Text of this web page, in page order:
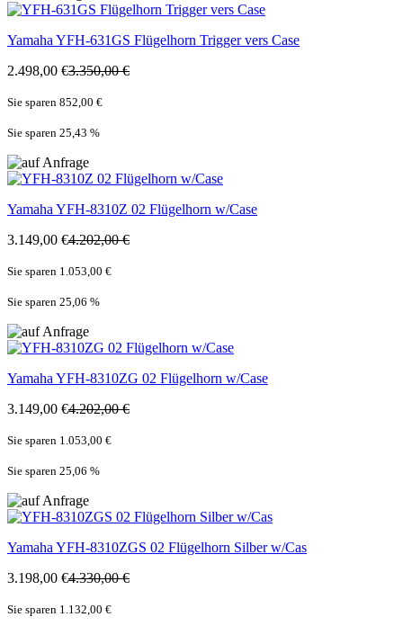
YamahaYFH-631GS Flügelhorn Trigger vers Case
2.498,00 €3.350,00 €
Sie sparen 852,00 €
Sie sparen 25,43 %
YamahaYFH-8310Z 02 Flügelhorn w/Case
3.149,00 €4.202,00 €
Sie sparen 1.053,00 €
Sie sparen 25,06 %
YamahaYFH-8310ZG 02 Flügelhorn w/Case
3.149,00 €4.202,00 €
Sie sparen 1.053,00 €
Sie sparen 25,06 %
YamahaYFH-8310ZGS 02 Flügelhorn Silber w/Cas
3.198,00 €4.330,00 €
Sie sparen 1.132,00 €